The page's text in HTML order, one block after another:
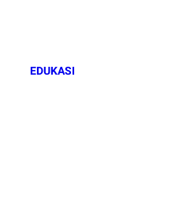
EDUKASI